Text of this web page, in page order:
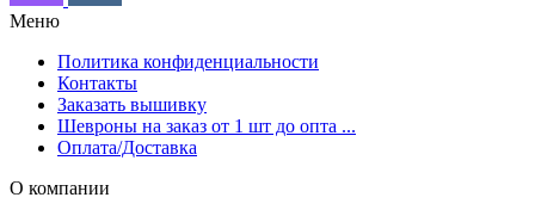
Меню
Политика конфиденциальности
Контакты
Заказать вышивку
Шевроны на заказ от 1 шт до опта ...
Оплата/Доставка
О компании